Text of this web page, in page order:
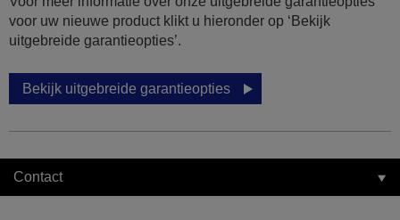
voor uw nieuwe product klikt u hieronder op ‘Bekijk
uitgebreide garantieopties’.
Bekijk uitgebreide garantieopties
Contact